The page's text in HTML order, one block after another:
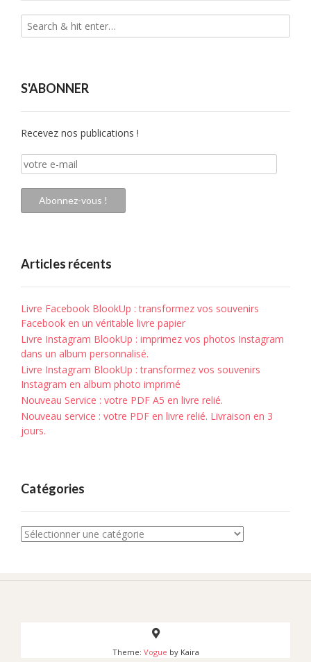
S'ABONNER
Recevez nos publications !
votre
e-
mail
Abonnez-vous !
Articles récents
Livre Facebook BlookUp : transformez vos souvenirs
Facebook en un véritable livre papier
Livre Instagram BlookUp : imprimez vos photos Instagram
dans un album personnalisé.
Livre Instagram BlookUp : transformez vos souvenirs
Instagram en album photo imprimé
Nouveau Service : votre PDF A5 en livre relié.
Nouveau service : votre PDF en livre relié. Livraison en 3
jours.
Catégories
Catégories
Theme: Vogue by Kaira